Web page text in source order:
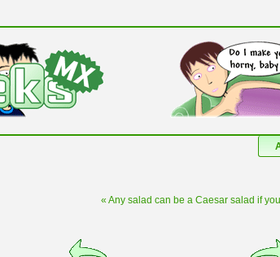
« Any salad can be a Caesar salad if